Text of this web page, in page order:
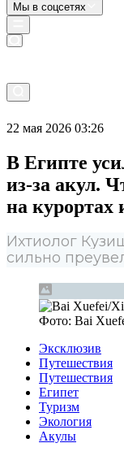
Мы в соцсетях
22 мая 2026 03:26
В Египте
из-за акул.
на курортах
Ихтиолог
сильно
Фото: Bai
Эксклюзив
Путешествия
Путешествия
Египет
Туризм
Экология
Акулы